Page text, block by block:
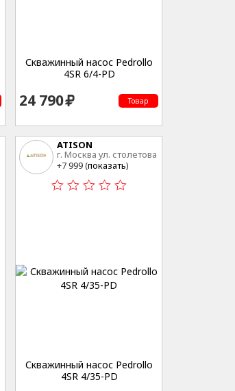
Скважинный насос Pedrollo
4SR 6/4-PD
24 790 Товар
ATISON
г. Москва ул. столетова
15
+7 999 (показать)
Скважинный насос Pedrollo
4SR 4/35-PD